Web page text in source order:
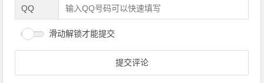
QQ
滑动解锁才能提交